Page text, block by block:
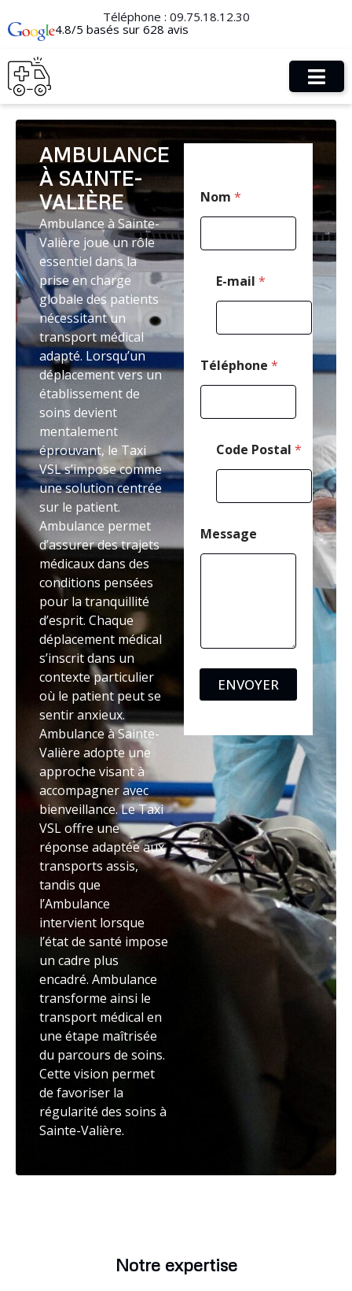
Téléphone : 09.75.18.12.30
4.8/5 basés sur 628 avis
AMBULANCE
À SAINTE-
VALIÈRE
Ambulance à Sainte-
Valière joue un rôle
essentiel dans la
prise en charge
globale des patients
nécessitant un
transport médical
adapté. Lorsqu’un
déplacement vers un
établissement de
soins devient
mentalement
éprouvant, le Taxi
VSL s’impose comme
une solution centrée
sur le patient.
Ambulance permet
d’assurer des trajets
médicaux dans des
conditions pensées
pour la tranquillité
d’esprit. Chaque
déplacement médical
s’inscrit dans un
contexte particulier
où le patient peut se
sentir anxieux.
Ambulance à Sainte-
Valière adopte une
approche visant à
accompagner avec
bienveillance. Le Taxi
VSL offre une
réponse adaptée aux
transports assis,
tandis que
l’Ambulance
intervient lorsque
l’état de santé impose
un cadre plus
encadré. Ambulance
transforme ainsi le
transport médical en
une étape maîtrisée
du parcours de soins.
Cette vision permet
de favoriser la
régularité des soins à
Sainte-Valière.
Nom *
e
o
é
p
o
E-mail *
Téléphone *
Code Postal *
Message
ENVOYER
Notre expertise